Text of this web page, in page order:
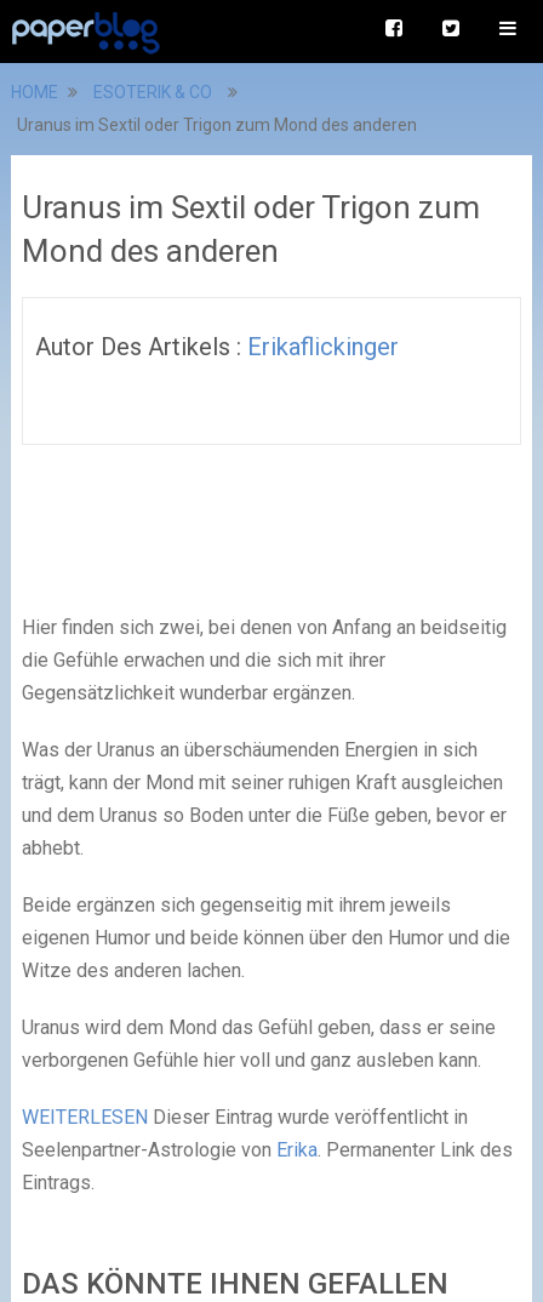
HOME
ESOTERIK & CO
Uranus im Sextil oder Trigon zum Mond des anderen
Uranus im Sextil oder Trigon zum
Mond des anderen
Autor Des Artikels : Erikaflickinger
Hier finden sich zwei, bei denen von Anfang an beidseitig
die Gefühle erwachen und die sich mit ihrer
Gegensätzlichkeit wunderbar ergänzen.
Was der Uranus an überschäumenden Energien in sich
trägt, kann der Mond mit seiner ruhigen Kraft ausgleichen
und dem Uranus so Boden unter die Füße geben, bevor er
abhebt.
Beide ergänzen sich gegenseitig mit ihrem jeweils
eigenen Humor und beide können über den Humor und die
Witze des anderen lachen.
Uranus wird dem Mond das Gefühl geben, dass er seine
verborgenen Gefühle hier voll und ganz ausleben kann.
WEITERLESEN Dieser Eintrag wurde veröffentlicht in
Seelenpartner-Astrologie von Erika. Permanenter Link des
Eintrags.
DAS KÖNNTE IHNEN GEFALLEN